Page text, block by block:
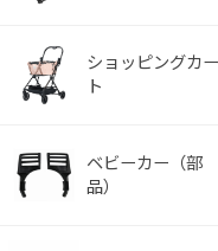
ショッピングカー
ト
ベビーカー（部
品）